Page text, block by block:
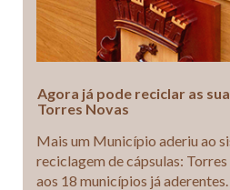
Agora já pode reciclar as
Torres Novas
Mais um Município aderiu ao
reciclagem de cápsulas:
aos 18 municípios já